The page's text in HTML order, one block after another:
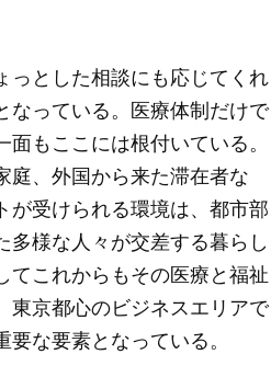
っとした相談にも応じてくれ
なっている。医療体制だけで
もここには根付いている。
庭、外国から来た滞在者な
が受けられる環境は、都市部
多様な人々が交差する暮らし
てこれからもその医療と福祉
東京都心のビジネスエリアで
な要素となっている。